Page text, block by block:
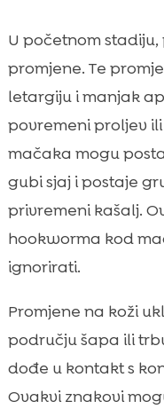
U početnom
promjene. Te
letargiju i manjak
povremeni proljev
mačaka mogu
gubi sjaj i postaje
privremeni kašalj.
hookworma kod
ignorirati.
Promjene na koži
području šapa ili
dođe u kontakt s
Ovakvi znakovi